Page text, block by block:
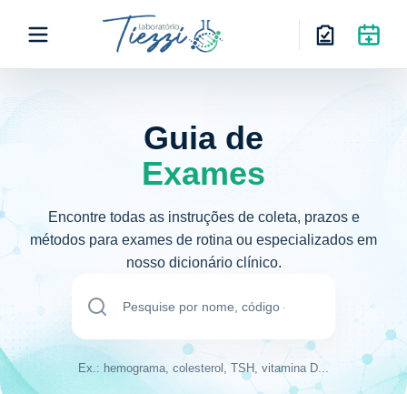
Guia de
Exames
Encontre todas as instruções de coleta, prazos e
métodos para exames de rotina ou especializados em
nosso dicionário clínico.
Ex.: hemograma, colesterol, TSH, vitamina D...